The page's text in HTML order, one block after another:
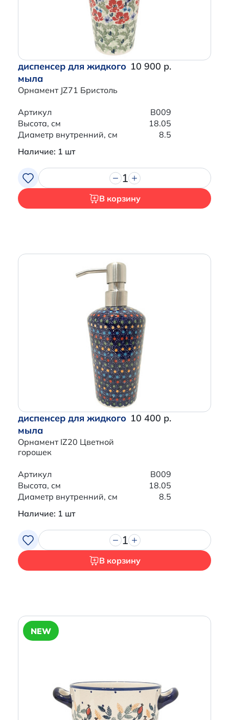
диспенсер для жидкого
мыла
Орнамент JZ71 Бристоль
10 900 р.
Артикул
B009
Высота, см
18.05
Диаметр внутренний, см
8.5
Наличие: 1 шт
1
В корзину
диспенсер для жидкого
мыла
Орнамент IZ20 Цветной
горошек
10 400 р.
Артикул
B009
Высота, см
18.05
Диаметр внутренний, см
8.5
Наличие: 1 шт
1
В корзину
NEW